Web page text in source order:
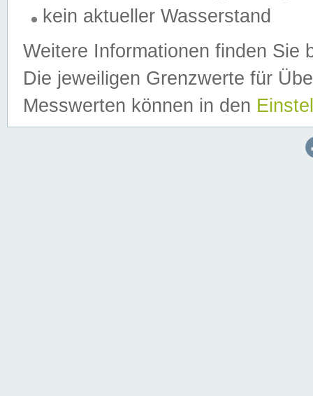
kein aktueller Wasserstand
Weitere Informationen finden Sie
Die jeweiligen Grenzwerte für
Messwerten können in den